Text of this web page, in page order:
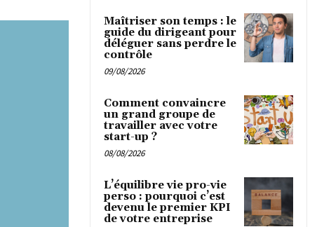
Maîtriser son temps : le
guide du dirigeant pour
déléguer sans perdre le
contrôle
09/08/2026
Comment convaincre
un grand groupe de
travailler avec votre
start-up ?
08/08/2026
L’équilibre vie pro-vie
perso : pourquoi c’est
devenu le premier KPI
de votre entreprise